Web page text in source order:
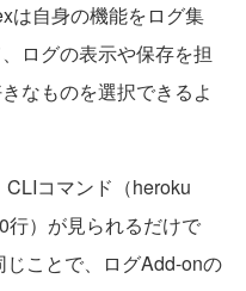
は自身の機能をログ集
ログの表示や保存を担
なものを選択できるよ
コマンド（heroku
行）が見られるだけで
ことで、ログAdd-onの